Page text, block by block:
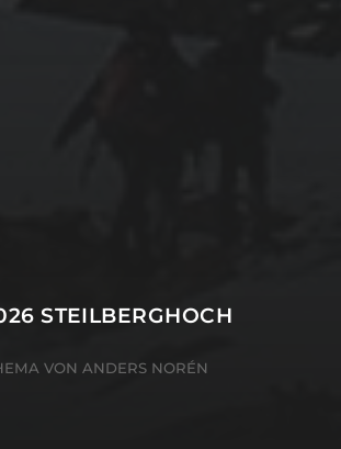
STEILBERGHOCH
VON ANDERS NORÉN